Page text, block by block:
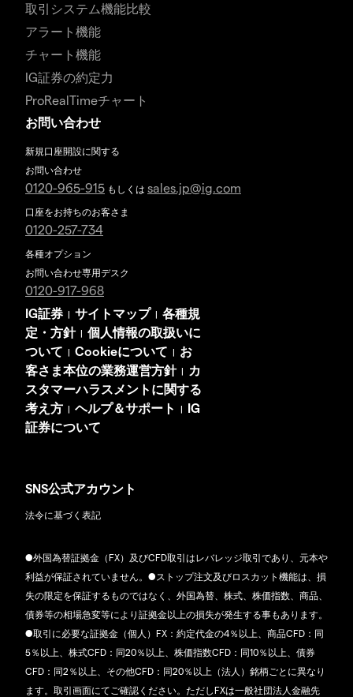
取引システム機能比較
アラート機能
チャート機能
IG証券の約定力
ProRealTimeチャート
お問い合わせ
新規口座開設に関する
お問い合わせ
0120-965-915 もしくは sales.jp@ig.com
口座をお持ちのお客さま
0120-257-734
各種オプション
お問い合わせ専用デスク
0120-917-968
IG証券 | サイトマップ | 各種規
定・方針| 個人情報の取扱いに
ついて | Cookieについて | お
客さま本位の業務運営方針|
カ
スタマーハラスメントに関する
考え方 | ヘルプ＆サポート | IG
証券について
SNS公式アカウント
法令に基づく表記
●外国為替証拠金（FX）及びCFD取引はレバレッジ取引であり、元本や
利益が保証されていません。●ストップ注文及びロスカット機能は、損
失の限定を保証するものではなく、外国為替、株式、株価指数、商品、
債券等の相場急変等により証拠金以上の損失が発生する事もあります。
●取引に必要な証拠金（個人）FX：約定代金の4％以上、商品CFD：同
5％以上、株式CFD：同20％以上、株価指数CFD：同10％以上、債券
CFD：同2％以上、その他CFD：同20％以上（法人）銘柄ごとに異なり
ます。取引画面にてご確認ください。ただしFXは一般社団法人金融先